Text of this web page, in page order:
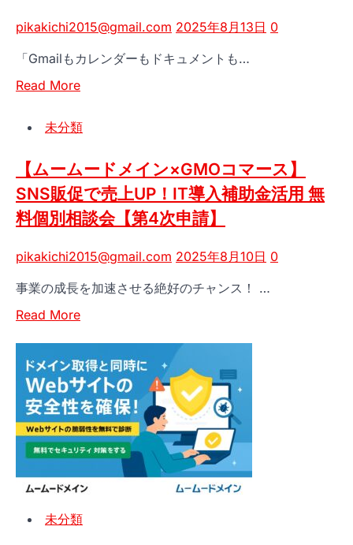
よ
プ
レ
ン
の
自
動
成
能
【ム
ー
ド
メ
イ
ン】
ン
ー
ル
Google
信
頼
と
率
ア
ッ
で
安
全
オ
ス
を
≪
ム
ム
メ
イ
ン
の
姉
妹
サ
ー
ス
pikakichi2015@gmail.com 2025年8月13日 0
「Gmailもカレンダーもドキュメントも…
Read MoreRead
about
ー
ム
ー
メ
ン
か
め
る
Google
Workspace
｜
独
自
メ
未分類
【ムームードメイン×GMOコマース】
SNS販促で売上UP！IT導入補助金活用 無
料個別相談会【第4次申請】
pikakichi2015@gmail.com 2025年8月10日 0
事業の成長を加速させる絶好のチャンス！ …
Read MoreRead
【ム
ー
ム
ー
ド
イ
×GMO
未分類